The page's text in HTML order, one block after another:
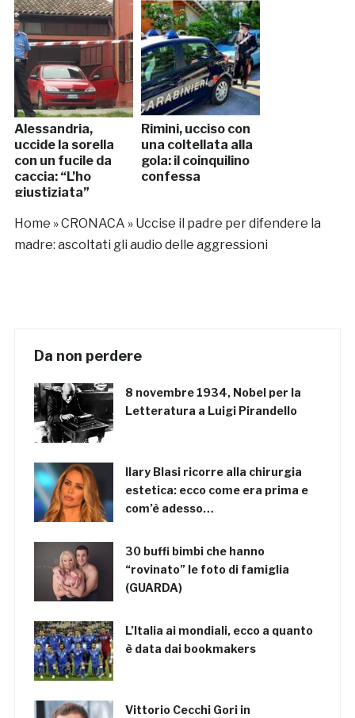
Alessandria,
uccide la sorella
con un fucile da
caccia: “L’ho
giustiziata”
Rimini, ucciso con
una coltellata alla
gola: il coinquilino
confessa
Home »CRONACA » Uccise il padre per difendere la
madre: ascoltati gli audio delle aggressioni
Da non perdere
8 novembre 1934, Nobel per la
Letteratura a Luigi Pirandello
Ilary Blasi ricorre alla chirurgia
estetica: ecco come era prima e
com’è adesso…
30 buffi bimbi che hanno
“rovinato” le foto di famiglia
(GUARDA)
L’Italia ai mondiali, ecco a quanto
è data dai bookmakers
Vittorio Cecchi Gori in